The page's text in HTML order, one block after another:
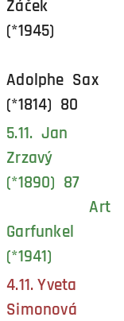
Žáček
(*1945)
Adolphe Sax
(*1814) 80
5.11. Jan
Zrzavý
(*1890) 87
Art
Garfunkel
(*1941)
4.11. Yveta
Simonová